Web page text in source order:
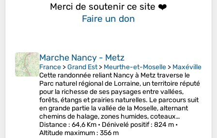
Merci de soutenir ce site ❤️
Faire un don
Marche Nancy - Metz
France >Grand Est> Meurthe-et-Moselle > Maxéville
Cette randonnée reliant Nancy à Metz traverse le
Parc naturel régional de Lorraine, un territoire réputé
pour la richesse de ses paysages entre vallées,
forêts, étangs et prairies naturelles. Le parcours suit
en grande partie la vallée de la Moselle, alternant
chemins de halage, zones humides, coteaux…
Distance : 64,6 Km • Dénivelé positif: 824 m •
Altitude maximum : 356 m